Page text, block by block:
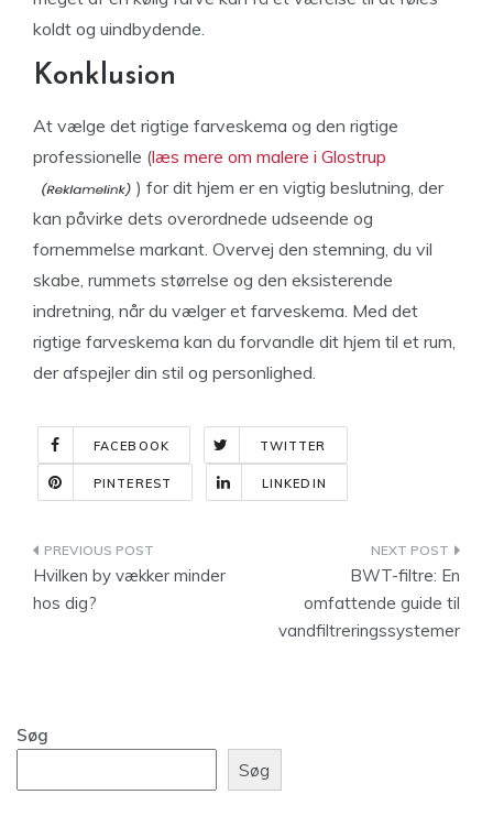
koldt og uindbydende.
Konklusion
At vælge det rigtige farveskema og den rigtige
professionelle (læs mere om malere i Glostrup
) for dit hjem er en vigtig beslutning, der
kan påvirke dets overordnede udseende og
fornemmelse markant. Overvej den stemning, du vil
skabe, rummets størrelse og den eksisterende
indretning, når du vælger et farveskema. Med det
rigtige farveskema kan du forvandle dit hjem til et rum,
der afspejler din stil og personlighed.
FACEBOOK TWITTER
PINTEREST LINKEDIN
Indlægsnavigation
Hvilken by vækker minder
hos dig?
BWT-filtre: En
omfattende guide til
vandfiltreringssystemer
Søg
Søg